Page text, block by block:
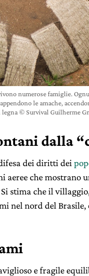
numerose famiglie.
le amache,
legna © Survival Guilherme
dalla
dei diritti dei
aeree che mostrano
Si stima che il
nel nord del
e fragile